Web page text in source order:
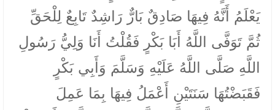
يَعْلَمُ أَنَّهُ فِيهَا صَادِقٌ بَارٌّ رَاشِدٌ تَابِعٌ لِلْحَقِّ
ثُمَّ تَوَفَّى اللَّهُ أَبَا بَكْرٍ فَقُلْتُ أَنَا وَلِيُّ رَسُولِ
اللَّهِ صَلَّى اللَّهُ عَلَيْهِ وَسَلَّمَ وَأَبِي بَكْرٍ
فَقَبَضْتُهَا سَنَتَيْنِ أَعْمَلُ فِيهَا بِمَا عَمِلَ